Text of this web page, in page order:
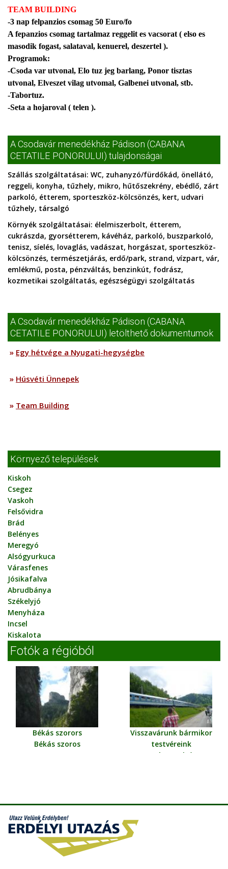
TEAM BUILDING
-3 nap felpanzios csomag 50 Euro/fo
A fepanzios csomag tartalmaz reggelit es vacsorat ( elso es
masodik fogast, salataval, kenuerel, deszertel ).
Programok:
-Csoda var utvonal, Elo tuz jeg barlang, Ponor tisztas
utvonal, Elveszet vilag utvomal, Galbenei utvonal, stb.
-Tabortuz.
-Seta a hojaroval ( telen ).
A Csodavár menedékház Pádison (CABANA
CETATILE PONORULUI) tulajdonságai
Szállás szolgáltatásai: WC, zuhanyzó/fürdőkád, önellátó,
reggeli, konyha, tűzhely, mikro, hűtőszekrény, ebédlő, zárt
parkoló, étterem, sporteszköz-kölcsönzés, kert, udvari
tűzhely, társalgó
Környék szolgáltatásai: élelmiszerbolt, étterem,
cukrászda, gyorsétterem, kávéház, parkoló, buszparkoló,
tenisz, síelés, lovaglás, vadászat, horgászat, sporteszköz-
kölcsönzés, természetjárás, erdő/park, strand, vízpart, vár,
emlékmű, posta, pénzváltás, benzinkút, fodrász,
kozmetikai szolgáltatás, egészségügyi szolgáltatás
A Csodavár menedékház Pádison (CABANA
CETATILE PONORULUI) letölthető dokumentumok
» Egy hétvége a Nyugati-hegységbe
» Húsvéti Ünnepek
» Team Building
Környező települések
Kiskoh
Csegez
Vaskoh
Felsővidra
Brád
Belényes
Meregyó
Alsógyurkuca
Várasfenes
Jósikafalva
Abrudbánya
Székelyjó
Menyháza
Incsel
Kiskalota
Fotók a régióból
Békás szorors
Békás szoros
Visszavárunk bármikor
testvéreink
Gyímes-alsó